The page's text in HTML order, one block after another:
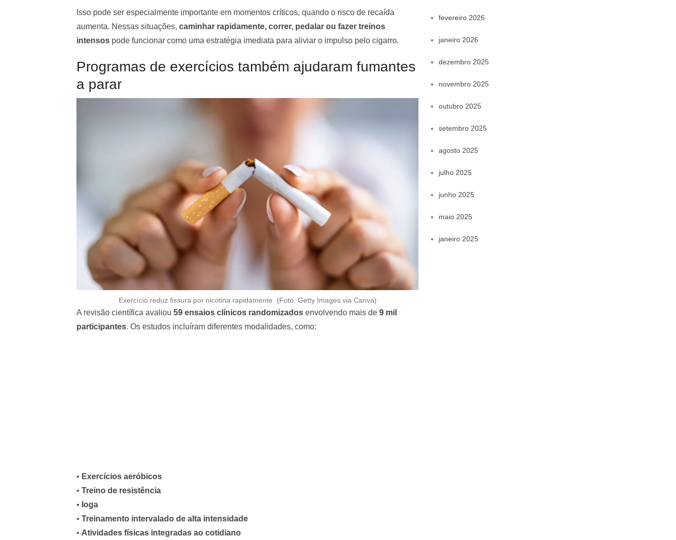
Isso pode ser especialmente importante em momentos críticos, quando o risco de recaída
aumenta. Nessas situações, caminhar rapidamente, correr, pedalar ou fazer treinos
intensos pode funcionar como uma estratégia imediata para aliviar o impulso pelo cigarro.
Programas de exercícios também ajudaram fumantes
a parar
Exercício reduz fissura por nicotina rapidamente. (Foto: Getty Images via Canva)
A revisão científica avaliou 59 ensaios clínicos randomizados envolvendo mais de 9 mil
participantes. Os estudos incluíram diferentes modalidades, como:
• Exercícios aeróbicos
• Treino de resistência
• Ioga
• Treinamento intervalado de alta intensidade
• Atividades físicas integradas ao cotidiano
fevereiro 2026
janeiro 2026
dezembro 2025
novembro 2025
outubro 2025
setembro 2025
agosto 2025
julho 2025
junho 2025
maio 2025
janeiro 2025